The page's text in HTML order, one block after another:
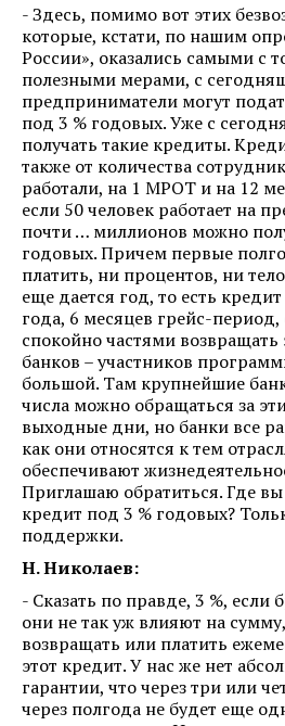
- Здесь, помимо вот этих
которые, кстати, по нашим
России», оказались самыми с
полезными мерами, с
предприниматели могут
под 3 % годовых. Уже с
получать такие кредиты.
также от количества
работали, на 1 МРОТ и на 12
если 50 человек работает на
почти … миллионов можно
годовых. Причем первые
платить, ни процентов, ни
еще дается год, то есть
года, 6 месяцев грейс-
спокойно частями возвращать
банков – участников
большой. Там крупнейшие
числа можно обращаться за
выходные дни, но банки все
как они относятся к тем
обеспечивают
Приглашаю обратиться. Где вы
кредит под 3 % годовых?
поддержки.
Н. Николаев:
- Сказать по правде, 3 %, если
они не так уж влияют на
возвращать или платить
этот кредит. У нас же нет
гарантии, что через три или
через полгода не будет еще